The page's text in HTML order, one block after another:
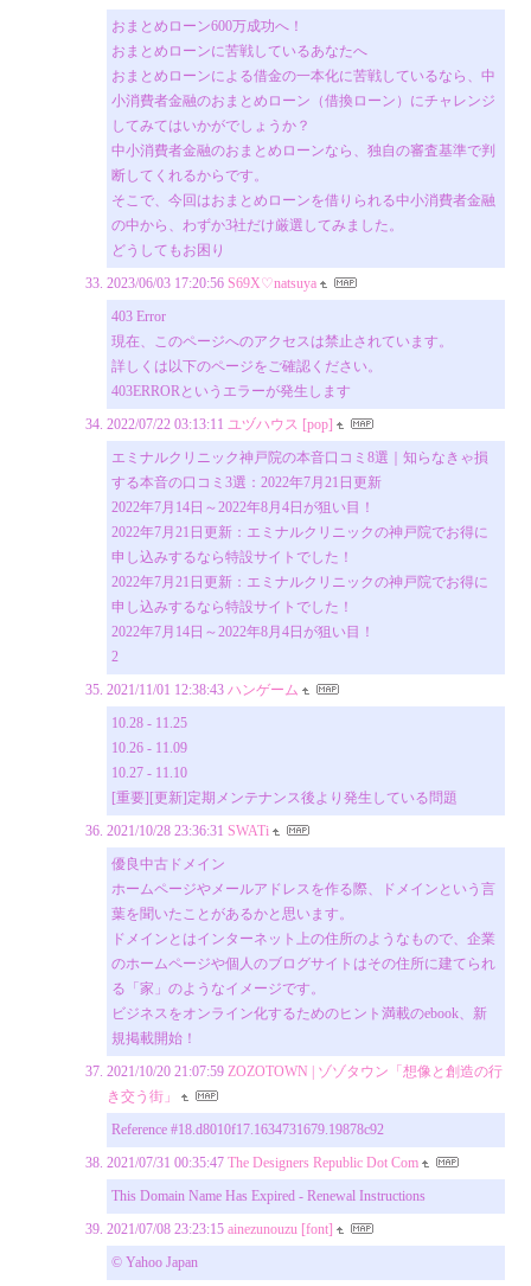
おまとめローン600万成功へ！
おまとめローンに苦戦しているあなたへ
おまとめローンによる借金の一本化に苦戦しているなら、中
小消費者金融のおまとめローン（借換ローン）にチャレンジ
してみてはいかがでしょうか？
中小消費者金融のおまとめローンなら、独自の審査基準で判
断してくれるからです。
そこで、今回はおまとめローンを借りられる中小消費者金融
の中から、わずか3社だけ厳選してみました。
どうしてもお困り
2023/06/03 17:20:56 S69X♡natsuya
403 Error
現在、このページへのアクセスは禁止されています。
詳しくは以下のページをご確認ください。
403ERRORというエラーが発生します
2022/07/22 03:13:11 ユヅハウス [pop]
エミナルクリニック神戸院の本音口コミ8選｜知らなきゃ損
する本音の口コミ3選：2022年7月21日更新
2022年7月14日～2022年8月4日が狙い目！
2022年7月21日更新：エミナルクリニックの神戸院でお得に
申し込みするなら特設サイトでした！
2022年7月21日更新：エミナルクリニックの神戸院でお得に
申し込みするなら特設サイトでした！
2022年7月14日～2022年8月4日が狙い目！
2
2021/11/01 12:38:43 ハンゲーム
10.28 - 11.25
10.26 - 11.09
10.27 - 11.10
[重要][更新]定期メンテナンス後より発生している問題
2021/10/28 23:36:31 SWATi
優良中古ドメイン
ホームページやメールアドレスを作る際、ドメインという言
葉を聞いたことがあるかと思います。
ドメインとはインターネット上の住所のようなもので、企業
のホームページや個人のブログサイトはその住所に建てられ
る「家」のようなイメージです。
ビジネスをオンライン化するためのヒント満載のebook、新
規掲載開始！
2021/10/20 21:07:59 ZOZOTOWN | ゾゾタウン「想像と創造の行
き交う街」
Reference #18.d8010f17.1634731679.19878c92
2021/07/31 00:35:47 The Designers Republic Dot Com
This Domain Name Has Expired - Renewal Instructions
2021/07/08 23:23:15 ainezunouzu [font]
© Yahoo Japan